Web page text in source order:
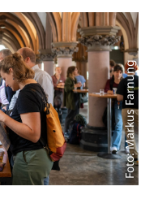
Foto: Markus Farnung